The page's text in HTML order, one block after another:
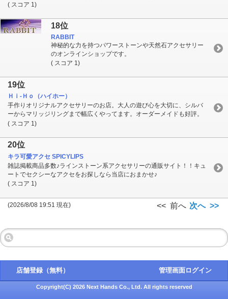
( スコア 1)
18位
RABBIT
神秘的な力を持つパワーストーンや天然石アクセサリー
のオンラインショップです。
( スコア 1)
19位
Ｈｉ-Ｈｏ（ハイホー）
手作りオリジナルアクセサリーのお店。大人の遊び心を大切に、シルバ
ーからマリッジリングまで幅広くやってます。オーダーメイドも好評。
( スコア 1)
20位
キラ可愛アクセ SPICYLIPS
雑誌掲載商品多数♪ラインストーン系アクセサリーの通販サイト！！キュ
ートでセクシーなアクセをお探しなら当店におまかせ♪
( スコア 1)
(2026/8/08 19:51 現在) << 前へ 次へ >>
店舗登録（無料） 管理画面ログイン
Copyright(C) 2026 Next Hands Co., Ltd. All rights reserved